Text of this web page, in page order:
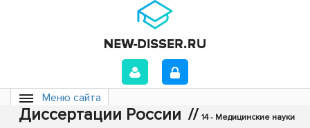
Меню сайта
Диссертации России // 14 - Медицинские науки